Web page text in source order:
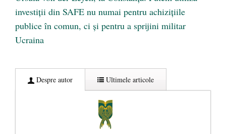
investiții din SAFE nu numai pentru achizițiile
publice în comun, ci și pentru a sprijini militar
Ucraina
Despre autor Ultimele articole